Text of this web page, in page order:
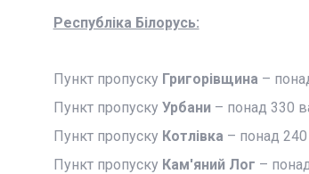
Республіка Білорусь:
Пункт пропуску Григорівщина –
Пункт пропуску Урбани– понад 330
Пункт пропуску Котлівка – понад
Пункт пропуску Кам'яний Лог –